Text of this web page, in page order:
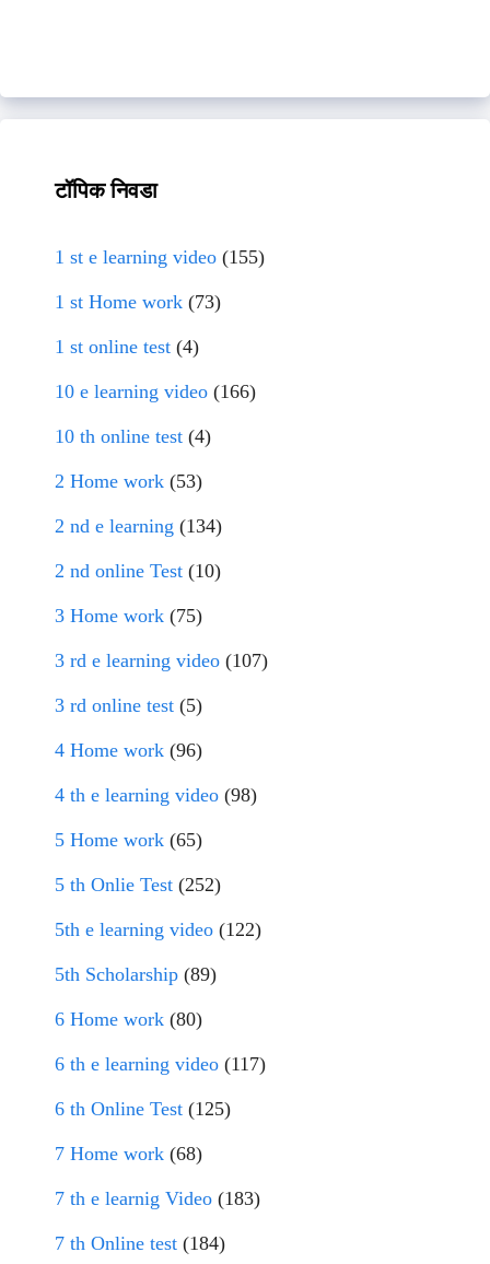
टॉपिक निवडा
1 st e learning video (155)
1 st Home work (73)
1 st online test (4)
10 e learning video (166)
10 th online test (4)
2 Home work (53)
2 nd e learning (134)
2 nd online Test (10)
3 Home work (75)
3 rd e learning video (107)
3 rd online test (5)
4 Home work (96)
4 th e learning video (98)
5 Home work (65)
5 th Onlie Test (252)
5th e learning video (122)
5th Scholarship (89)
6 Home work (80)
6 th e learning video (117)
6 th Online Test (125)
7 Home work (68)
7 th e learnig Video (183)
7 th Online test (184)